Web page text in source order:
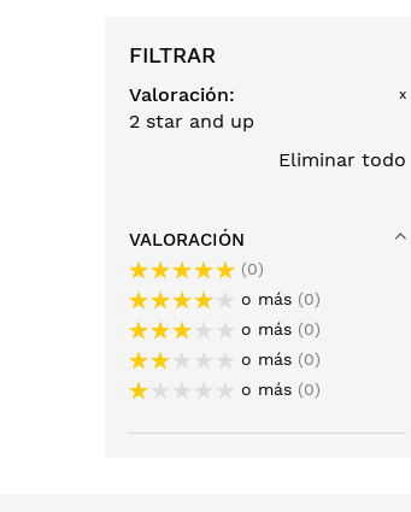
FILTRAR
Valoración
2 star and up
x
Eliminar todo
VALORACIÓN
0
o más
0
o más
0
o más
0
o más
0